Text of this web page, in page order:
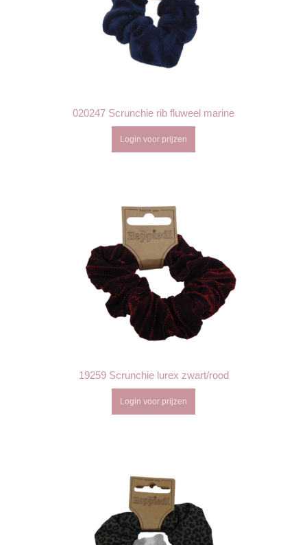
020247 Scrunchie rib fluweel marine
Login voor prijzen
19259 Scrunchie lurex zwart/rood
Login voor prijzen